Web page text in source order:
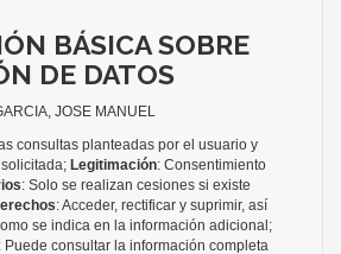
BÁSICA SOBRE
DE DATOS
JOSE MANUEL
consultas planteadas por el usuario y
Legitimación: Consentimiento
: Solo se realizan cesiones si existe
: Acceder, rectificar y suprimir, así
se indica en la información adicional;
: Puede consultar la información completa